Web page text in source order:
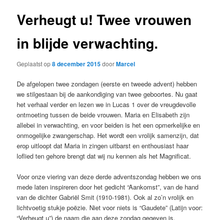
Verheugt u! Twee vrouwen
in blijde verwachting.
Geplaatst op8 december 2015doorMarcel
De afgelopen twee zondagen (eerste en tweede advent) hebben
we stilgestaan bij de aankondiging van twee geboortes. Nu gaat
het verhaal verder en lezen we in Lucas 1 over de vreugdevolle
ontmoeting tussen de beide vrouwen. Maria en Elisabeth zijn
allebei in verwachting, en voor beiden is het een opmerkelijke en
onmogelijke zwangerschap. Het wordt een vrolijk samenzijn, dat
erop uitloopt dat Maria in zingen uitbarst en enthousiast haar
loflied ten gehore brengt dat wij nu kennen als het Magnificat.
Voor onze viering van deze derde adventszondag hebben we ons
mede laten inspireren door het gedicht “Aankomst”, van de hand
van de dichter Gabriël Smit (1910-1981). Ook al zo’n vrolijk en
lichtvoetig stukje poëzie. Niet voor niets is “Gaudete” (Latijn voor:
“Verheugt u”) de naam die aan deze zondag gegeven is.